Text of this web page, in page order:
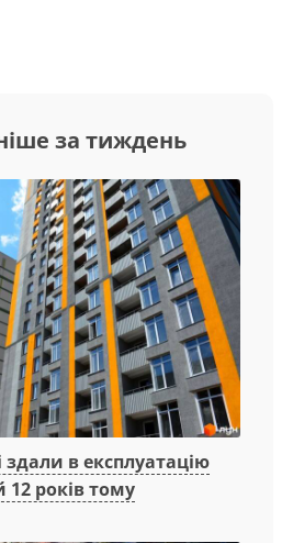
за тиждень
здали в експлуатацію
років тому